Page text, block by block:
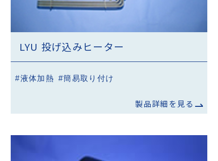
LYU 投げ込みヒーター
#液体加熱 #簡易取り付け
製品詳細を見る